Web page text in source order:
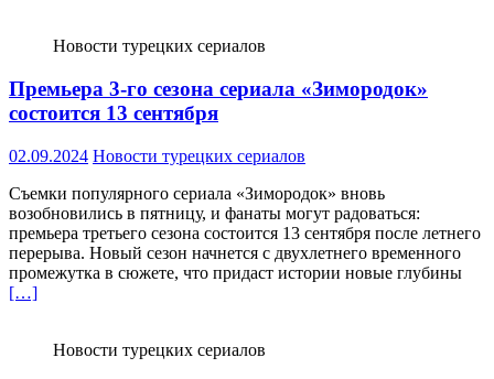
Новости турецких сериалов
Премьера 3-го сезона сериала «Зимородок»
состоится 13 сентября
02.09.2024 Новости турецких сериалов
Съемки популярного сериала «Зимородок» вновь
возобновились в пятницу, и фанаты могут радоваться:
премьера третьего сезона состоится 13 сентября после летнего
перерыва. Новый сезон начнется с двухлетнего временного
промежутка в сюжете, что придаст истории новые глубины
[…]
Новости турецких сериалов